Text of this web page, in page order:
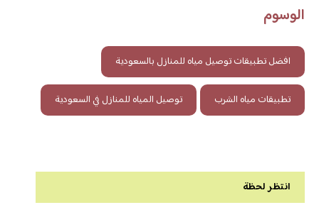
الوسوم
افضل تطبيقات توصيل مياه للمنازل بالسعودية
تطبيقات مياه الشرب توصيل المياه للمنازل في السعودية
انتظر لحظة